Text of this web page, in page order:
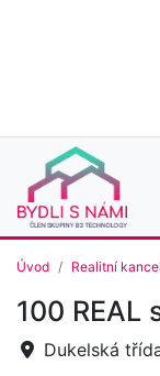
Úvod Realitní
100 REAL
Dukelská